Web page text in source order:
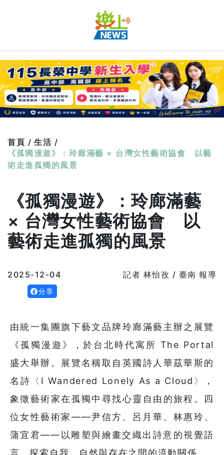
首頁 / 生活 /
《孤獨漫遊》：玲廊滿藝 × 台灣女性藝術協會 以藝
術走進孤獨的風景
《孤獨漫遊》：玲廊滿藝
× 台灣女性藝術協會 以
藝術走進孤獨的風景
2025-12-04 記者 林怡孜 / 臺南 報導
分享
由統一集團旗下藝文品牌玲廊滿藝主辦之展覽
《孤獨漫遊》，於台北時代寓所 The Portal
盛大舉辦。展覽名稱取自英國詩人華茲華斯的
名詩〈I Wandered Lonely As a Cloud〉，
象徵藝術家在孤獨中尋找心靈自由的旅程。四
位女性藝術家——尹信方、呂月華、林惠玲、
蒲宜君——以雕塑與繪畫交織出詩意的視覺語